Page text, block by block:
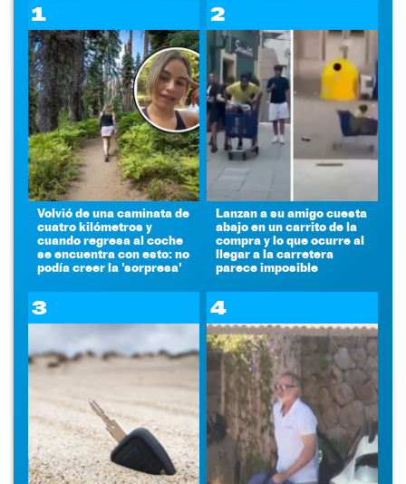
1
Volvió de una caminata de
cuatro kilómetros y
cuando regresa al coche
se encuentra con esto: no
podía creer la 'sorpresa'
2
Lanzan a su amigo cuesta
abajo en un carrito de la
compra y lo que ocurre al
llegar a la carretera
parece imposible
3 4